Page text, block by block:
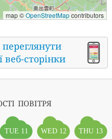
map ©OpenStreetMapcontributors
веб-сторінки
повітря
TUE 11 WED 12 THU 13